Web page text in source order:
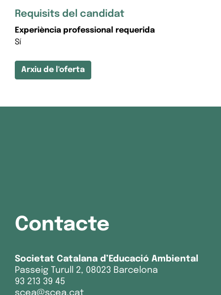
Requisits del candidat
Experiència professional requerida
Sí
Arxiu de l'oferta
Contacte
Societat Catalana d’Educació Ambiental
Passeig Turull 2, 08023 Barcelona
93 213 39 45
scea@scea.cat